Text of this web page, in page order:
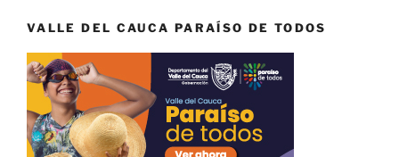
VALLE DEL CAUCA PARAÍSO DE TODOS